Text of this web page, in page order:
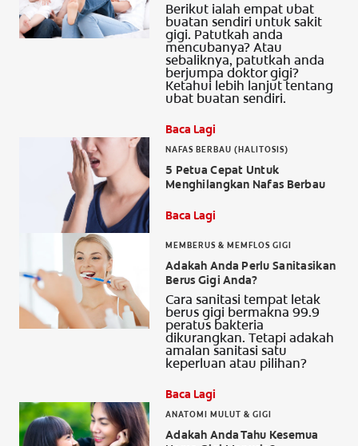
Berikut ialah empat ubat
buatan sendiri untuk sakit
gigi. Patutkah anda
mencubanya? Atau
sebaliknya, patutkah anda
berjumpa doktor gigi?
Ketahui lebih lanjut tentang
ubat buatan sendiri.
Baca Lagi
NAFAS BERBAU (HALITOSIS)
5 Petua Cepat Untuk
Menghilangkan Nafas Berbau
Baca Lagi
MEMBERUS & MEMFLOS GIGI
Adakah Anda Perlu Sanitasikan
Berus Gigi Anda?
Cara sanitasi tempat letak
berus gigi bermakna 99.9
peratus bakteria
dikurangkan. Tetapi adakah
amalan sanitasi satu
keperluan atau pilihan?
Baca Lagi
ANATOMI MULUT & GIGI
Adakah Anda Tahu Kesemua